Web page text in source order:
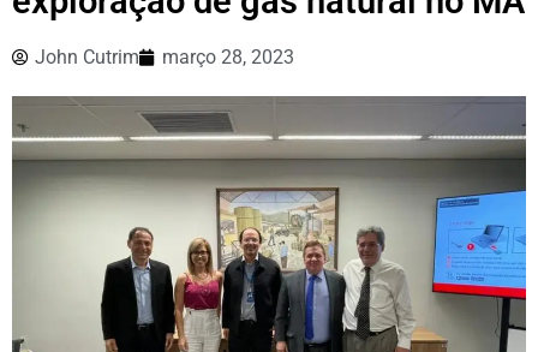
John Cutrim março 28, 2023